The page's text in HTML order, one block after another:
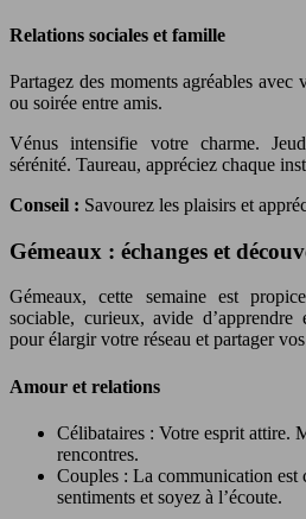
Relations sociales et famille
Partagez des moments agréables
ou soirée entre amis.
Vénus intensifie votre charme.
sérénité. Taureau, appréciez chaque
Conseil : Savourez les plaisirs et
Gémeaux : échanges et
Gémeaux, cette semaine est
sociable, curieux, avide d’apprendre
pour élargir votre réseau et partager
Amour et relations
Célibataires : Votre esprit attire.
rencontres.
Couples : La communication est
sentiments et soyez à l’écoute.